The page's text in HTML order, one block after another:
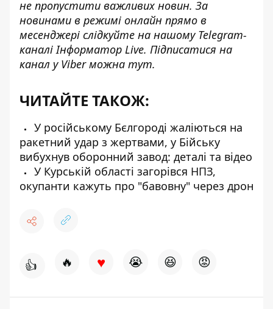
не пропустити важливих новин. За
новинами в режимі онлайн прямо в
месенджері слідкуйте на нашому Telegram-
каналіІнформатор Live. Підписатися на
канал у Viber можна тут.
ЧИТАЙТЕ ТАКОЖ:
У російському Бєлгороді жаліються на
ракетний удар з жертвами, у Бійську
вибухнув оборонний завод: деталі та відео
У Курській області загорівся НПЗ,
окупанти кажуть про "бавовну" через дрон
👍 🔥 ♥ 😭 😆 😡